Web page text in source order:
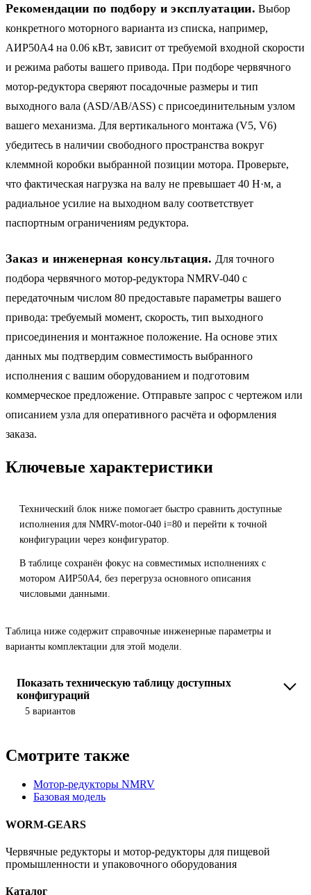
Рекомендации по подбору и эксплуатации. Выбор
конкретного моторного варианта из списка, например,
АИР50A4 на 0.06 кВт, зависит от требуемой входной скорости
и режима работы вашего привода. При подборе червячного
мотор-редуктора сверяют посадочные размеры и тип
выходного вала (ASD/AB/ASS) с присоединительным узлом
вашего механизма. Для вертикального монтажа (V5, V6)
убедитесь в наличии свободного пространства вокруг
клеммной коробки выбранной позиции мотора. Проверьте,
что фактическая нагрузка на валу не превышает 40 Н·м, а
радиальное усилие на выходном валу соответствует
паспортным ограничениям редуктора.
Заказ и инженерная консультация. Для точного
подбора червячного мотор-редуктора NMRV-040 с
передаточным числом 80 предоставьте параметры вашего
привода: требуемый момент, скорость, тип выходного
присоединения и монтажное положение. На основе этих
данных мы подтвердим совместимость выбранного
исполнения с вашим оборудованием и подготовим
коммерческое предложение. Отправьте запрос с чертежом или
описанием узла для оперативного расчёта и оформления
заказа.
Ключевые характеристики
Технический блок ниже помогает быстро сравнить доступные
исполнения для NMRV-motor-040 i=80 и перейти к точной
конфигурации через конфигуратор.
В таблице сохранён фокус на совместимых исполнениях с
мотором АИР50A4, без перегруза основного описания
числовыми данными.
Таблица ниже содержит справочные инженерные параметры и
варианты комплектации для этой модели.
Показать техническую таблицу доступных
конфигураций
5 вариантов
Смотрите также
Мотор-редукторы NMRV
Базовая модель
WORM-GEARS
Червячные редукторы и мотор-редукторы для пищевой
промышленности и упаковочного оборудования
Каталог